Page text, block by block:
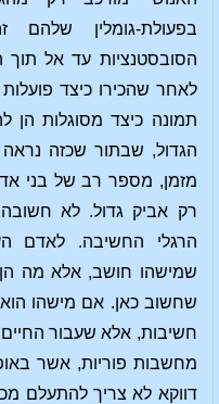
בפעולת-גומלין
הסובסטנציות עד אל תוך
לאחר שהכירו כיצד
תמונה כיצד מסוגלות הן
הגדול, שבתור שכזה
מזמן, מספר רב של בני
רק אביק גדול. לא
הרגלי החשיבה. לאדם
שמישהו חושב, אלא מה
שחשוב כאן. אם מישהו הוא
חשיבות, אלא שעבור
מחשבות פוריות, אשר
דווקא לא צריך להתעלם